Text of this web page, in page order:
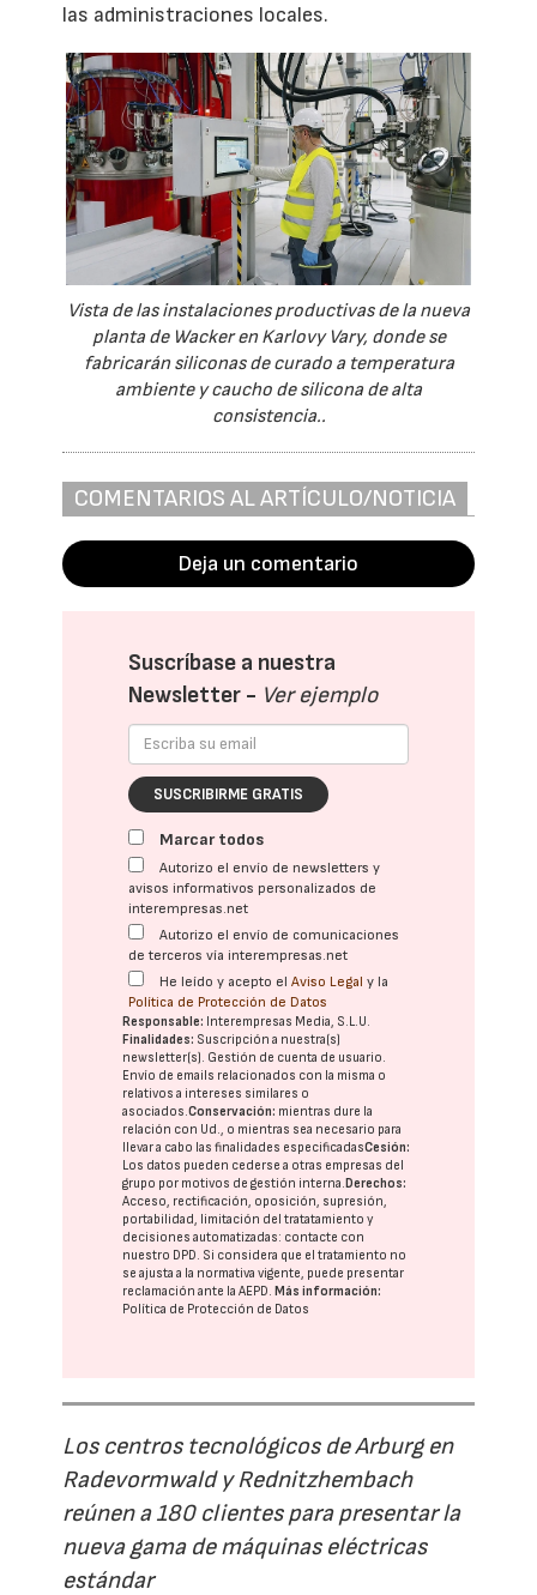
las administraciones locales.
Vista de las instalaciones productivas de la nueva
planta de Wacker en Karlovy Vary, donde se
fabricarán siliconas de curado a temperatura
ambiente y caucho de silicona de alta
consistencia..
COMENTARIOS AL ARTÍCULO/NOTICIA
Deja un comentario
Suscríbase a nuestra
Newsletter - Ver ejemplo
SUSCRIBIRME GRATIS
Marcar todos
Autorizo el envío de newsletters y
avisos informativos personalizados de
interempresas.net
Autorizo el envío de comunicaciones
de terceros vía interempresas.net
He leído y acepto elAviso Legal y la
Política de Protección de Datos
Responsable: Interempresas Media, S.L.U.
Finalidades: Suscripción a nuestra(s)
newsletter(s). Gestión de cuenta de usuario.
Envío de emails relacionados con la misma o
relativos a intereses similares o
asociados.Conservación: mientras dure la
relación con Ud., o mientras sea necesario para
llevar a cabo las finalidades especificadasCesión:
Los datos pueden cederse a otras empresas del
grupo por motivos de gestión interna.Derechos:
Acceso, rectificación, oposición, supresión,
portabilidad, limitación del tratatamiento y
decisiones automatizadas: contacte con
nuestro DPD . Si considera que el tratamiento no
se ajusta a la normativa vigente, puede presentar
reclamación ante laAEPD .Más información:
Política de Protección de Datos
Los centros tecnológicos de Arburg en
Radevormwald y Rednitzhembach
reúnen a 180 clientes para presentar la
nueva gama de máquinas eléctricas
estándar